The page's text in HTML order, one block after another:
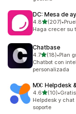
DC: Mesa de
4.8de 5(207)
207 reseñas en
•
Haga crecer su
Chatbase
4.7de 5 estrellas
(18)
18 reseñas en
•Plan
Chatbot con
personalizada
MX: Helpdesk
4.6de 5 estrellas
(10)
10 reseñas en
•Gratis
Helpdesk y
soporte